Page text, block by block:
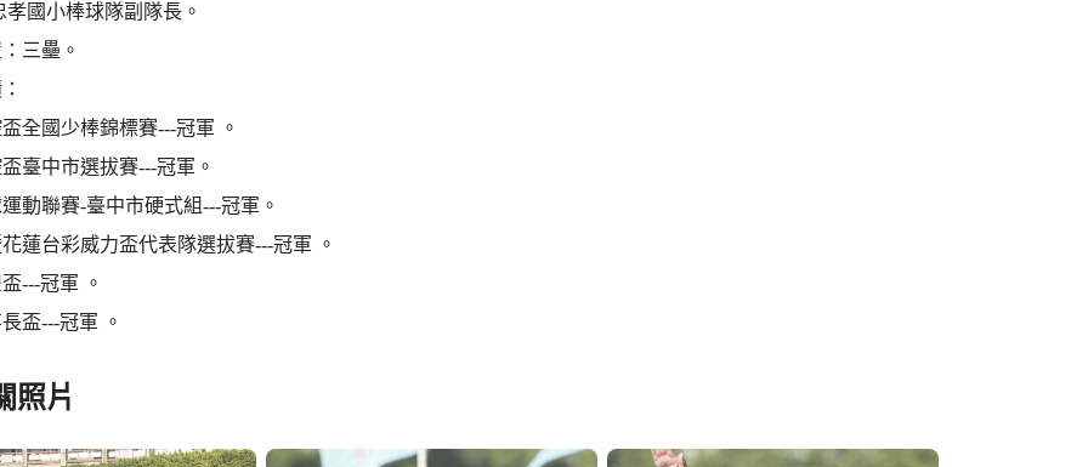
孝國小棒球隊副隊長。
三壘。
全國少棒錦標賽---冠軍 。
臺中市選拔賽---冠軍。
動聯賽-臺中市硬式組---冠軍。
蓮台彩威力盃代表隊選拔賽---冠軍 。
---冠軍 。
盃---冠軍 。
照片